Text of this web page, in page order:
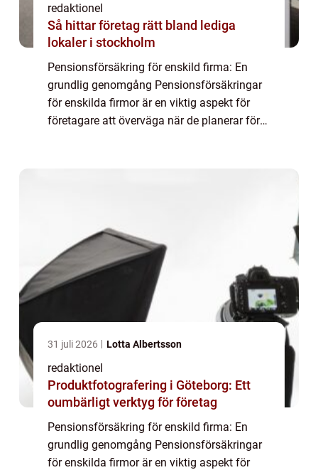
redaktionel
Så hittar företag rätt bland lediga
lokaler i stockholm
Pensionsförsäkring för enskild firma: En
grundlig genomgång Pensionsförsäkringar
för enskilda firmor är en viktig aspekt för
företagare att överväga när de planerar för
31 juli 2026 Lotta Albertsson
redaktionel
Produktfotografering i Göteborg: Ett
oumbärligt verktyg för företag
Pensionsförsäkring för enskild firma: En
grundlig genomgång Pensionsförsäkringar
för enskilda firmor är en viktig aspekt för